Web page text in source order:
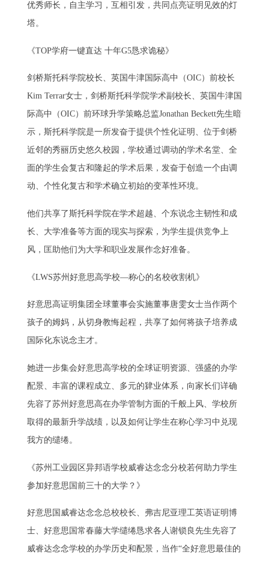
优秀师长，自主学习，互相引发，共同点亮证明见效的灯
塔。
《TOP学府一键直达 十年G5恳求诡秘》
剑桥斯托科学院校长、英国牛津国际高中（OIC）前校长
Kim Terrar女士，剑桥斯托科学院学术副校长、英国牛津国
际高中（OIC）前环球升学策略总监Jonathan Beckett先生暗
示，斯托科学院是一所发奋于提供个性化证明、位于剑桥
近邻的秀丽历史悠久校园，学校通过调动的学术名堂、全
面的学生会复古和隆起的学术后果，发奋于创造一个由调
动、个性化复古和学术确立初始的变革性环境。
他们共享了斯托科学院在学术超越、个东说念主韧性和成
长、大学准备等方面的现实与探索，为学生提供竞争上
风，匡助他们为大学和职业发展作念好准备。
《LWS苏州好意思高学校—称心的名校收割机》
好意思高证明集团全球董事会实施董事唐雯女士当作两个
孩子的姆妈，从切身教悔起程，共享了如何将孩子培养成
国际化东说念主才。
她进一步集会好意思高学校的全球证明资源、强盛的办学
配景、丰富的课程成立、多元的肄业体系，向家长们详确
先容了苏州好意思高在办学管制方面的千般上风、学校所
取得的最新升学战绩，以及如何让学生在称心学习中兑现
我方的缱绻。
《苏州工业园区异邦语学校威睿达念念分校若何助力学生
参加好意思国前三十的大学？》
好意思国威睿达念念总校校长、弗吉尼亚理工英语证明博
士、好意思国常春藤大学缱绻恳求各人谢锁良先生先容了
威睿达念念学校的办学历史和配景，当作“全好意思最佳的